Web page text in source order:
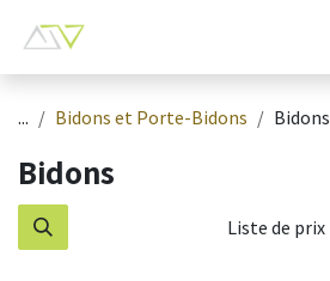
... Bidons et Porte-Bidons Bidons
Bidons
Liste de prix